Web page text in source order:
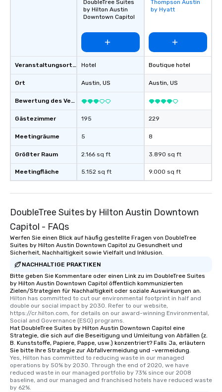
opportunities to support them as well.
We welcome the opportunity to serve
Veranstaltungsortstyp
Ort
Bewertung des Veranstaltungsortes
Gästezimmer
Meetingräume
Größter Raum
Meetingfläche
DoubleTree Suites
by Hilton Austin
Downtown Capitol
Hotel
Austin, US
195
5
2.166 sq ft
5.152 sq ft
Removed from
favorites
Thompson Austin
by Hyatt
Boutique hotel
Austin, US
229
8
3.890 sq ft
9.000 sq ft
DoubleTree Suites by Hilton Austin Downtown
Capitol - FAQs
Werfen Sie einen Blick auf häufig gestellte Fragen von DoubleTree
Suites by Hilton Austin Downtown Capitol zu Gesundheit und
Sicherheit, Nachhaltigkeit sowie Vielfalt und Inklusion.
NACHHALTIGE PRAKTIKEN
Bitte geben Sie Kommentare oder einen Link zu im DoubleTree Suites
by Hilton Austin Downtown Capitol öffentlich kommunizierten
Zielen/Strategien für Nachhaltigkeit oder soziale Auswirkungen an.
Hilton has committed to cut our environmental footprint in half and
double our social impact by 2030. Refer to our website,
https://cr.hilton.com, for details on our award-winning Environmental,
Social and Governance (ESG) programs.
Hat DoubleTree Suites by Hilton Austin Downtown Capitol eine
Strategie, die sich auf die Beseitigung und Umleitung von Abfällen (z.
B. Kunststoffe, Papiere, Pappe, usw.) konzentriert? Falls Ja, erläutern
Sie bitte Ihre Strategie zur Abfallvermeidung und -vermeidung.
Yes, Hilton has committed to reducing waste in our managed
operations by 50% by 2030. Through the end of 2020, we have
reduced waste in our managed portfolio by 73% since our 2008
baseline, and our managed and franchised hotels have reduced waste
by 62%.